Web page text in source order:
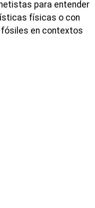
para entender
físicas o con
en contextos